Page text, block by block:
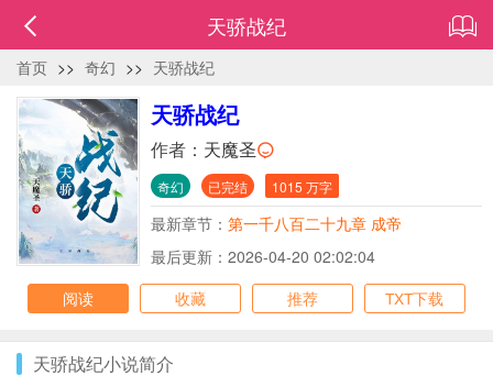
天骄战纪
首页 >> 奇幻 >> 天骄战纪
天骄战纪
作者： 天魔圣
奇幻 已完结 1015 万字
最新章节： 第一千八百二十九章 成帝
最后更新：2026-04-20 02:02:04
阅读
收藏 推荐 TXT下载
天骄战纪小说简介